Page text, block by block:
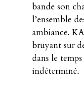
bande son
l’ensemble
ambiance.
bruyant sur
dans le temps
indéterminé.